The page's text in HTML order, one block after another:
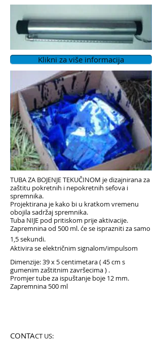
Klikni za više informacija
TUBA ZA BOJENJE TEKUČINOM je dizajnirana za
zaštitu pokretnih i nepokretnih sefova i
spremnika.
Projektirana je kako bi u kratkom vremenu
obojila sadržaj spremnika.
Tuba NIJE pod pritiskom prije aktivacije.
Zapremnina od 500 ml. će se isprazniti za samo
1,5 sekundi.
Aktivira se električnim signalom/impulsom
Dimenzije: 39 x 5 centimetara ( 45 cm s
gumenim zaštitnim završecima ) .
Promjer tube za ispuštanje boje 12 mm.
Zapremnina 500 ml
CONTACT US: